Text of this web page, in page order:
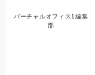
バーチャルオフィス1編集
部